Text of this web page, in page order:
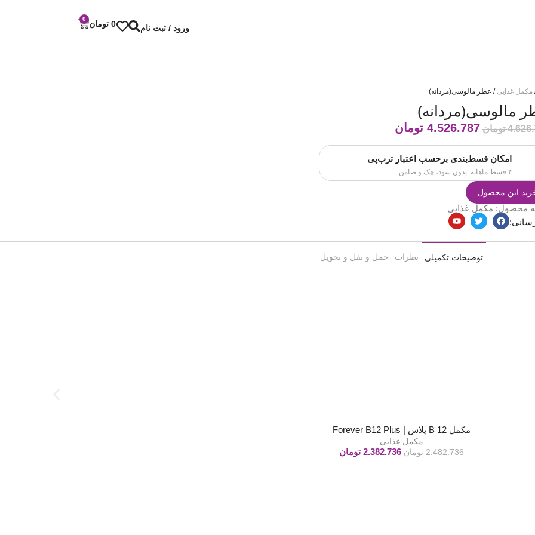
ورود / ثبت نام 0 تومان
0
مکمل غذایی / عطر مالوسی(مردانه)
مالوسی(مردانه)
تومان 4.526.787 تومان
امکان قسط‌بندی برحسب اعتبار ترب‌پی
۴ قسط ماهانه. بدون سود، چک و ضامن.
این محصول
محصول: مکمل غذایی
توضیحات تکمیلی نظرات حمل و نقل و تحویل
مکمل B 12 پلاس | Forever B12 Plus
مکمل غذایی
2.482.736 تومان 2.382.736 تومان